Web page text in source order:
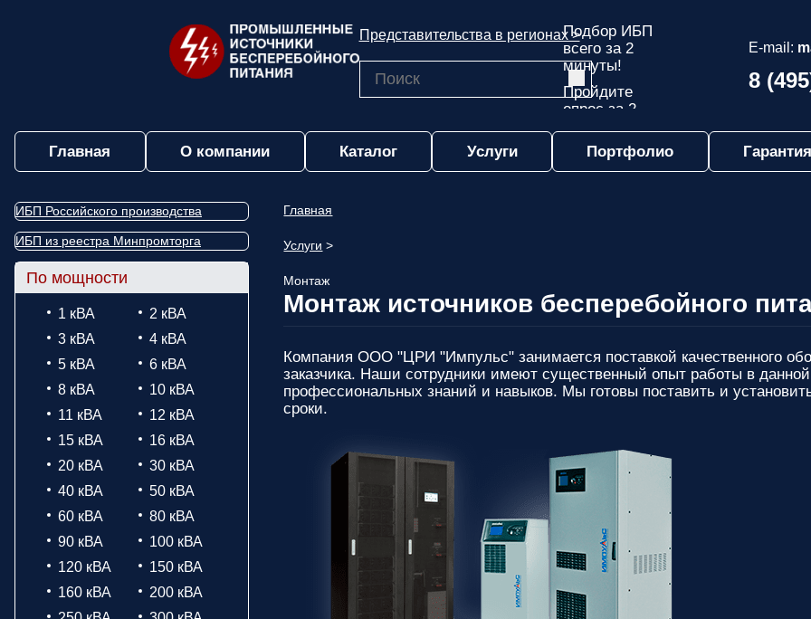
Представительства в регионах >
E-mail:
8
Главная О компании Каталог Услуги Портфолио
ИБП Российского производства
ИБП из реестра Минпромторга
По мощности
1 кВА
2 кВА
3 кВА
4 кВА
5 кВА
6 кВА
8 кВА
10 кВА
11 кВА
12 кВА
15 кВА
16 кВА
20 кВА
30 кВА
40 кВА
50 кВА
60 кВА
80 кВА
90 кВА
100 кВА
120 кВА
150 кВА
160 кВА
200 кВА
Главная
Услуги >
Монтаж
Монтаж источников бесперебойного
Компания ООО "ЦРИ "Импульс" занимается поставкой качественного
заказчика. Наши сотрудники имеют существенный опыт работы в
профессиональных знаний и навыков. Мы готовы поставить и
сроки.
Подбор ИБП
всего за 2
минуты!
Пройдите
опрос за 2
и узнайте,
какой ИБП
рекомендованных
учитывая
только
важные для
Персональную
скидку до
7%!
Подробный
расчет
стоимости
работ и